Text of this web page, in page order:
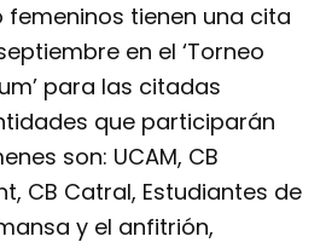
tienen una cita
en el ‘Torneo
para las citadas
que participarán
son: UCAM, CB
CB Catral, Estudiantes de
y el anfitrión,